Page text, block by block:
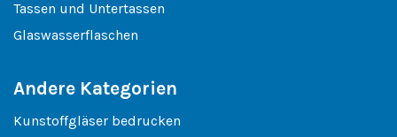
Tassen und Untertassen
Glaswasserflaschen
Andere Kategorien
Kunstoffgläser bedrucken